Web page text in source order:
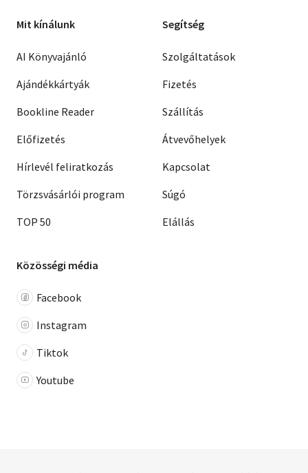
Mit kínálunk
AI Könyvajánló
Ajándékkártyák
Bookline Reader
Előfizetés
Hírlevél feliratkozás
Törzsvásárlói program
TOP 50
Segítség
Szolgáltatások
Fizetés
Szállítás
Átvevőhelyek
Kapcsolat
Súgó
Elállás
Közösségi média
Facebook
Instagram
Tiktok
Youtube